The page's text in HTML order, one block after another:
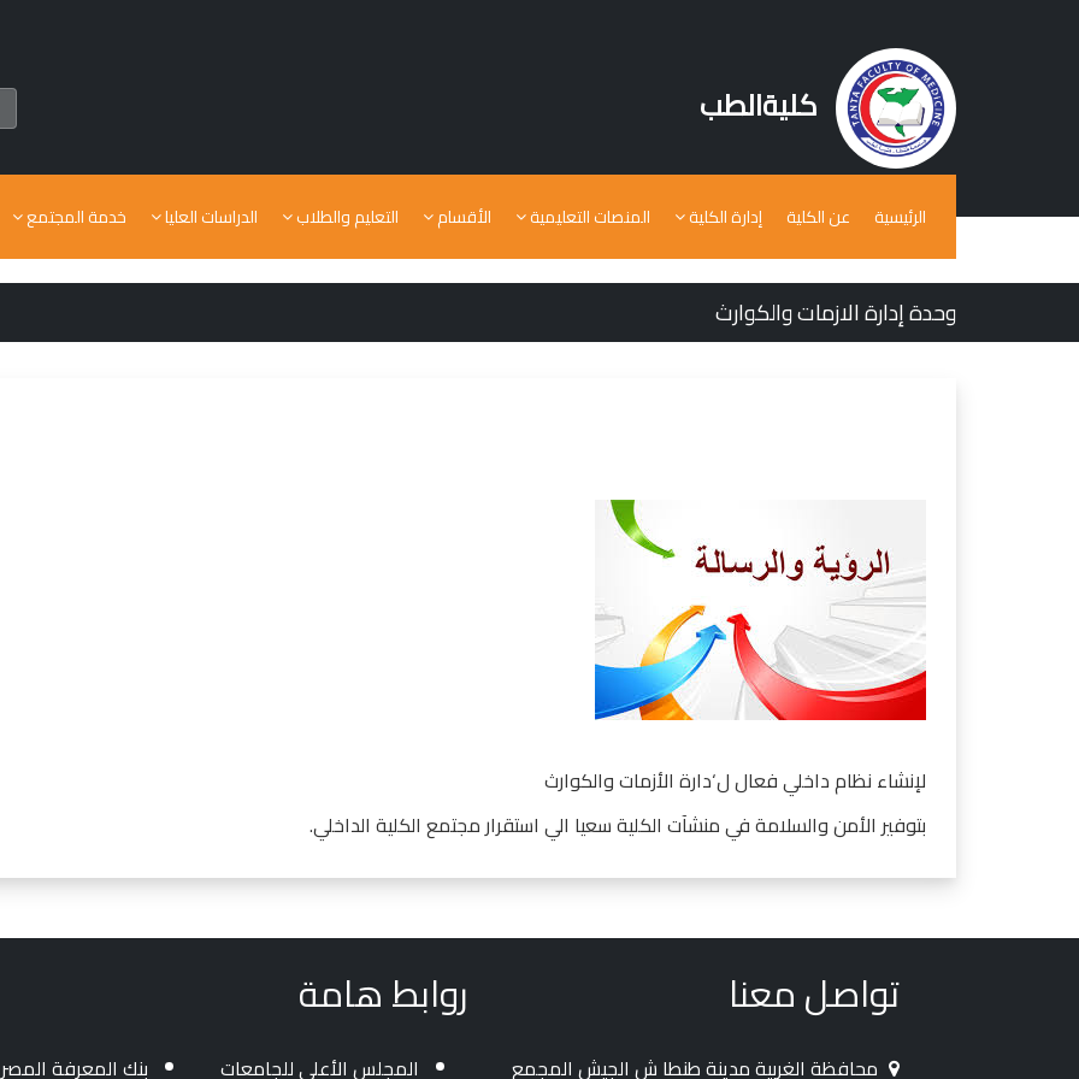
كليةالطب
الرئيسية عن الكلية إدارة الكلية المنصات التعليمية الأقسام التعليم والطلاب الدراسات العليا خدمة المجتمع
وحدة إدارة الازمات والكوارث
لإنشاء نظام داخلي فعال ل‘دارة الأزمات والكوارث
بتوفير الأمن والسلامة في منشآت الكلية سعيا الي استقرار مجتمع الكلية الداخلي.
تواصل معنا
محافظة الغربية مدينة طنطا ش الجيش المجمع
روابط هامة
المجلس الأعلي للجامعات بنك المعرفة